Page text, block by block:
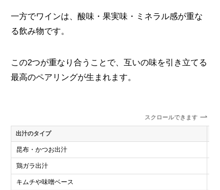
一方でワインは、酸味・果実味・ミネラル感が重な
る飲み物です。
この2つが重なり合うことで、互いの味を引き立てる
最高のペアリングが生まれます。
スクロールできます
出汁のタイプ
昆布・かつお出汁
鶏ガラ出汁
キムチや味噌ベース